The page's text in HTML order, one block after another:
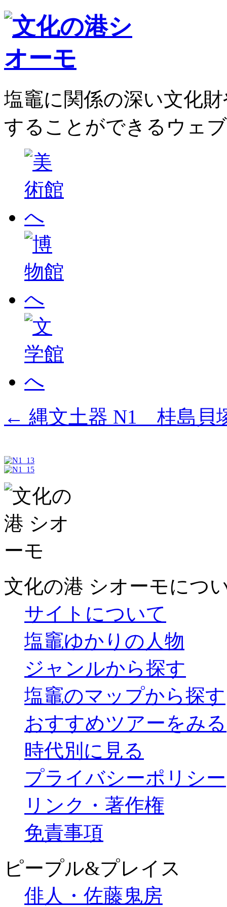
塩竈に関係の深い文化
することができるウェ
← 縄文土器 N1 桂島貝
文化の港 シオーモにつ
サイトについて
塩竈ゆかりの人物
ジャンルから探す
塩竈のマップから探す
おすすめツアーをみる
時代別に見る
プライバシーポリシー
リンク・著作権
免責事項
ピープル&プレイス
俳人・佐藤鬼房